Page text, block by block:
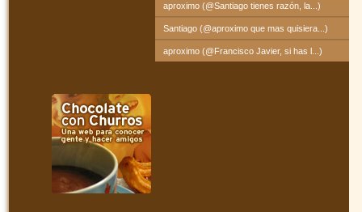
aproximo (@Santiago tienes razón, la...)
Santiago (@aproximo que mas quisiera...)
aproximo (@Francisco Javier, si has l...)